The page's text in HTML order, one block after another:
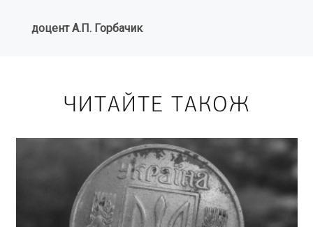
доцент А.П. Горбачик
ЧИТАЙТЕ ТАКОЖ